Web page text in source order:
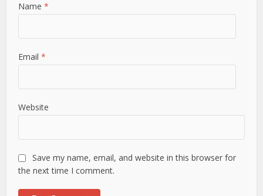
Name*
Email*
Website
Save my name, email, and website in this browser for
the next time I comment.